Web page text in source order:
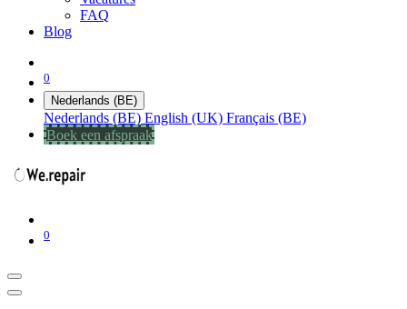
FAQ
Blog
0
Nederlands (BE)
Nederlands (BE) English (UK) Français (BE)
Boek een afspraak
0